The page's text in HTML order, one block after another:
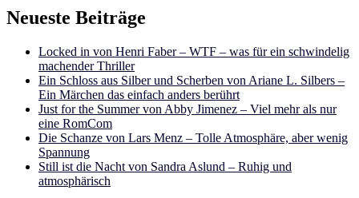
Neueste Beiträge
Locked in von Henri Faber – WTF – was für ein schwindelig
machender Thriller
Ein Schloss aus Silber und Scherben von Ariane L. Silbers –
Ein Märchen das einfach anders berührt
Just for the Summer von Abby Jimenez – Viel mehr als nur
eine RomCom
Die Schanze von Lars Menz – Tolle Atmosphäre, aber wenig
Spannung
Still ist die Nacht von Sandra Aslund – Ruhig und
atmosphärisch